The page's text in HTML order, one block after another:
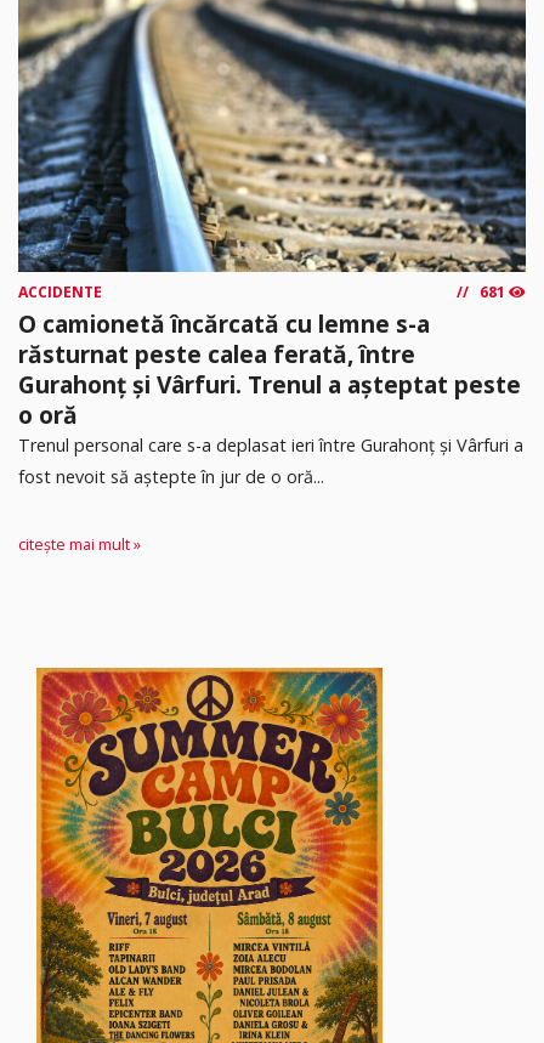
ACCIDENTE 681
O camionetă încărcată cu lemne s-a
răsturnat peste calea ferată, între
Gurahonț și Vârfuri. Trenul a așteptat peste
o oră
Trenul personal care s-a deplasat ieri între Gurahonț și Vârfuri a
fost nevoit să aștepte în jur de o oră...
citește mai mult »